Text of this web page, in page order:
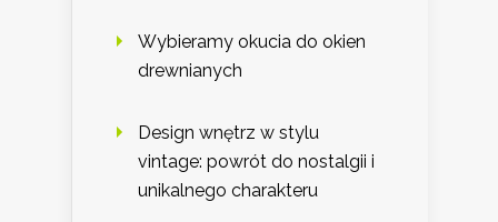
Wybieramy okucia do okien
drewnianych
Design wnętrz w stylu
vintage: powrót do nostalgii i
unikalnego charakteru